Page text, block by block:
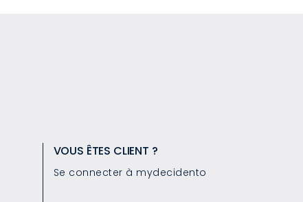
VOUS ÊTES CLIENT ?
Se connecter à mydecidento